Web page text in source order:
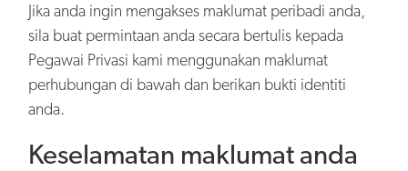
Jika anda ingin mengakses maklumat peribadi anda,
sila buat permintaan anda secara bertulis kepada
Pegawai Privasi kami menggunakan maklumat
perhubungan di bawah dan berikan bukti identiti
anda.
Keselamatan maklumat anda